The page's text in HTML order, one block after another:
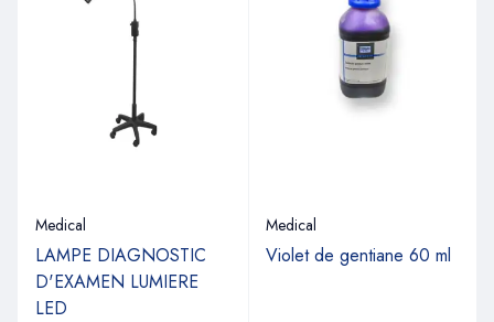
Medical
LAMPE DIAGNOSTIC
D'EXAMEN LUMIERE
LED
Medical
Violet de gentiane 60 ml